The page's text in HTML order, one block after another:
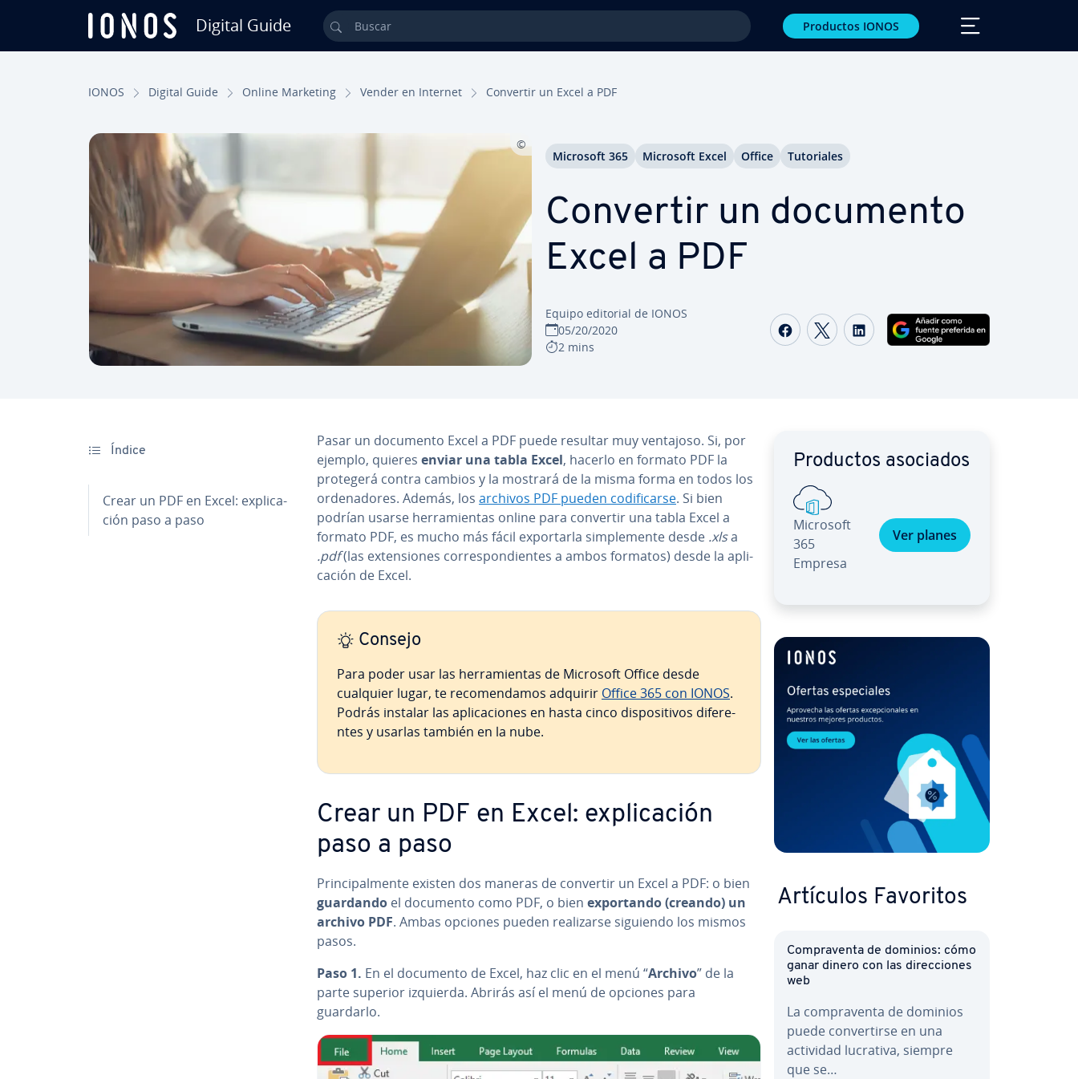
Digital Guide Buscar Productos IONOS
IONOS Digital Guide Online Marketing Vender en Internet Convertir un Excel a PDF
Convertir un documento
Excel a PDF
Equipo editorial de IONOS
05/20/2020
2 mins
Compartir Facebook
Compartir Twitter
Compartir LinkedIn
Microsoft 365 Microsoft Excel Office Tu­to­ria­les
Índice
Crear un PDF en Excel: ex­pli­ca­
ción paso a paso
Pasar un documento Excel a PDF puede resultar muy ventajoso. Si, por
ejemplo, quieres enviar una tabla Excel, hacerlo en formato PDF la
protegerá contra cambios y la mostrará de la misma forma en todos los
or­de­na­do­res. Además, los archivos PDF pueden co­di­fi­car­se. Si bien
podrían usarse he­rra­mie­n­tas online para convertir una tabla Excel a
formato PDF, es mucho más fácil ex­po­r­tar­la si­m­ple­me­n­te desde .xlsa
.pdf(las ex­te­n­sio­nes co­rre­s­po­n­die­n­tes a ambos formatos) desde la apli­
ca­ción de Excel.
Consejo
Para poder usar las he­rra­mie­n­tas de Microsoft Office desde
cualquier lugar, te re­co­me­n­da­mos adquirir Office 365 con IONOS.
Podrás instalar las apli­ca­cio­nes en hasta cinco di­s­po­si­ti­vos di­fe­re­
n­tes y usarlas también en la nube.
Crear un PDF en Excel: ex­pli­ca­ción
paso a paso
Pri­n­ci­pa­l­me­n­te existen dos maneras de convertir un Excel a PDF: o bien
guardando el documento como PDF, o bien ex­po­r­ta­n­do (creando) un
archivo PDF. Ambas opciones pueden rea­li­zar­se siguiendo los mismos
pasos.
Paso 1. En el documento de Excel, haz clic en el menú “Archivo” de la
parte superior izquierda. Abrirás así el menú de opciones para
guardarlo.
Productos asociados
Microsoft
365
Empresa
Ver planes
Artículos Favoritos
Co­m­pra­ve­n­ta de dominios: cómo
ganar dinero con las di­re­c­cio­nes
web
La co­m­pra­ve­n­ta de dominios
puede co­n­ve­r­ti­r­se en una
actividad lucrativa, siempre
que se…